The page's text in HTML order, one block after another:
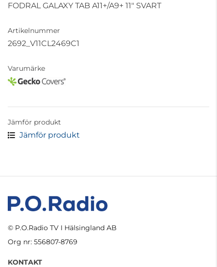
FODRAL GALAXY TAB A11+/A9+ 11" SVART
Artikelnummer
2692_V11CL2469C1
Varumärke
Jämför produkt
Jämför produkt
© P.O.Radio TV I Hälsingland AB
Org nr: 556807-8769
KONTAKT